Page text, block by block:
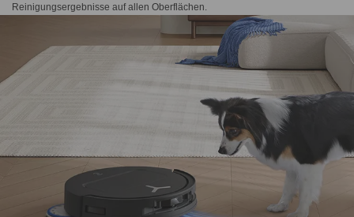
Reinigungsergebnisse auf allen Oberflächen.